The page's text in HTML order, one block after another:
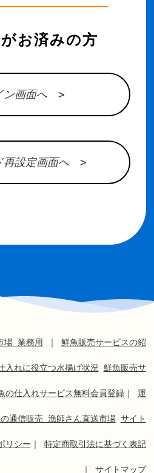
お済みの方
ン画面へ >
再設定画面へ >
場 業務用 ｜ 鮮魚販売サービスの紹
入れに役立つ水揚げ状況 鮮魚販売サ
の仕入れサービス無料会員登録｜ 運
通信販売 漁師さん直送市場 サイト
リシー ｜ 特定商取引法に基づく表記
｜ サイトマップ